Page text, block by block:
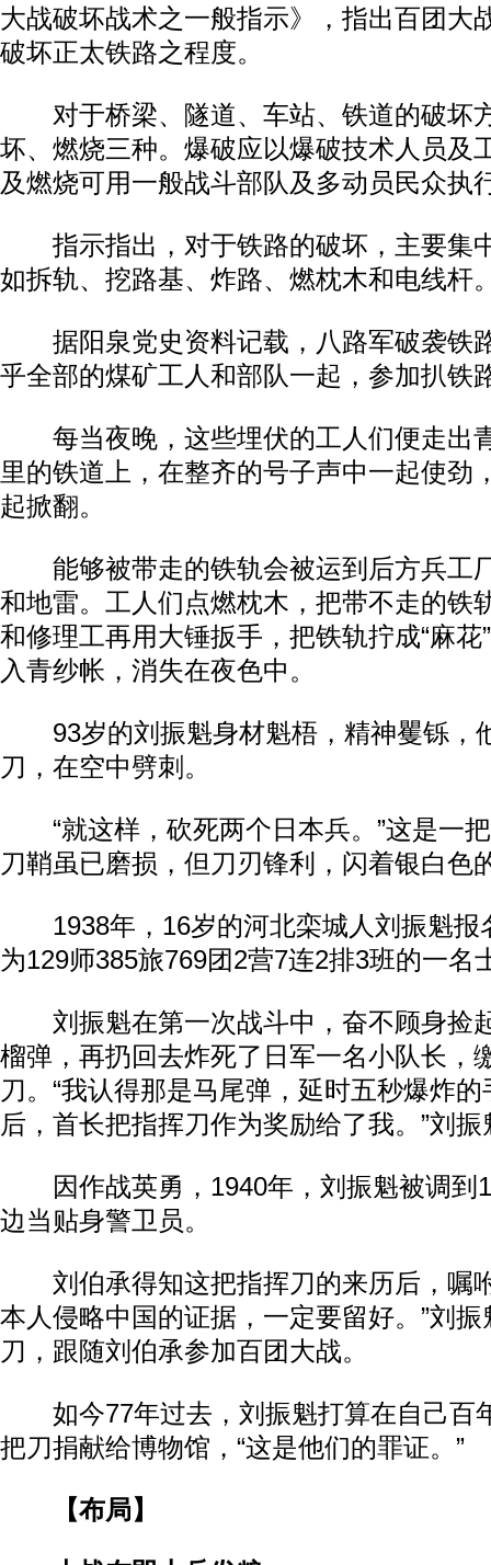
大战破坏战术之一般指示》，指出百团大
破坏正太铁路之程度。
对于桥梁、隧道、车站、铁道的破坏
坏、燃烧三种。爆破应以爆破技术人员及
及燃烧可用一般战斗部队及多动员民众执
指示指出，对于铁路的破坏，主要集
如拆轨、挖路基、炸路、燃枕木和电线杆
据阳泉党史资料记载，八路军破袭铁
乎全部的煤矿工人和部队一起，参加扒铁
每当夜晚，这些埋伏的工人们便走出
里的铁道上，在整齐的号子声中一起使劲
起掀翻。
能够被带走的铁轨会被运到后方兵工
和地雷。工人们点燃枕木，把带不走的铁
和修理工再用大锤扳手，把铁轨拧成“麻花
入青纱帐，消失在夜色中。
93岁的刘振魁身材魁梧，精神矍铄，
刀，在空中劈刺。
“就这样，砍死两个日本兵。”这是一
刀鞘虽已磨损，但刀刃锋利，闪着银白色
1938年，16岁的河北栾城人刘振魁报
为129师385旅769团2营7连2排3班的一名
刘振魁在第一次战斗中，奋不顾身捡
榴弹，再扔回去炸死了日军一名小队长，
刀。“我认得那是马尾弹，延时五秒爆炸
后，首长把指挥刀作为奖励给了我。”刘振
因作战英勇，1940年，刘振魁被调到
边当贴身警卫员。
刘伯承得知这把指挥刀的来历后，嘱
本人侵略中国的证据，一定要留好。”刘
刀，跟随刘伯承参加百团大战。
如今77年过去，刘振魁打算在自己百
把刀捐献给博物馆，“这是他们的罪证。”
【布局】